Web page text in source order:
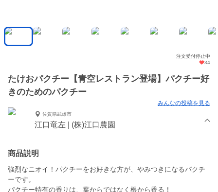
注文受付停止中
34
たけおパクチー【青空レストラン登場】パクチー好
きのためのパクチー
みんなの投稿を見る
佐賀県武雄市
江口竜左 | (株)江口農園
商品説明
強烈なニオイ！パクチーをお好きな方が、やみつきになるパクチ
ーです。
パクチー特有の香りは、葉からではなく根から香る！